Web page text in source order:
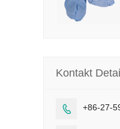
Kontakt
 +86-27-